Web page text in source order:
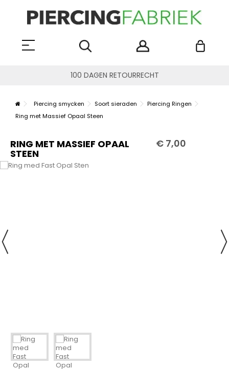
100 DAGEN RETOURRECHT
Piercing smycken Soort sieraden
Piercing Ringen
Ring met Massief Opaal Steen
RING MET MASSIEF OPAAL
STEEN
€ 7,00